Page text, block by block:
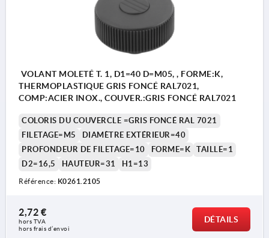
VOLANT MOLETÉ T. 1, D1=40 D=M05, , FORME:K,
THERMOPLASTIQUE GRIS FONCÉ RAL7021,
COMP:ACIER INOX., COUVER.:GRIS FONCÉ RAL7021
COLORIS DU COUVERCLE =GRIS FONCÉ RAL 7021
FILETAGE=M5
DIAMÈTRE EXTÉRIEUR=40
PROFONDEUR DE FILETAGE=10
FORME=K
TAILLE=1
D2=16,5
HAUTEUR=31 H1=13
Référence: K0261.2105
2,72 €
hors TVA
hors frais d’envoi
DÉTAILS